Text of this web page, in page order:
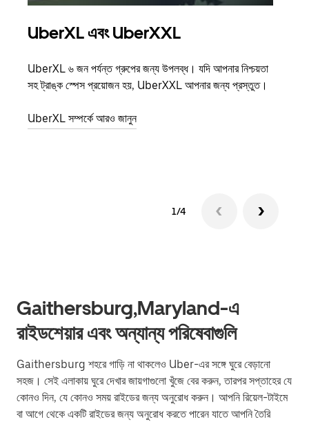
UberXL এবং UberXXL
UberXL ৬ জন পর্যন্ত গ্রুপের জন্য উপলব্ধ। যদি আপনার নিশ্চয়তা
সহ ট্রাঙ্ক স্পেস প্রয়োজন হয়, UberXXL আপনার জন্য প্রস্তুত।
UberXL সম্পর্কে আরও জানুন
1/4
Gaithersburg,Maryland-এ
রাইডশেয়ার এবং অন্যান্য পরিষেবাগুলি
Gaithersburg শহরে গাড়ি না থাকলেও Uber-এর সঙ্গে ঘুরে বেড়ানো
সহজ। সেই এলাকায় ঘুরে দেখার জায়গাগুলো খুঁজে বের করুন, তারপর সপ্তাহের যে
কোনও দিন, যে কোনও সময় রাইডের জন্য অনুরোধ করুন। আপনি রিয়েল-টাইমে
বা আগে থেকে একটি রাইডের জন্য অনুরোধ করতে পারেন যাতে আপনি তৈরি